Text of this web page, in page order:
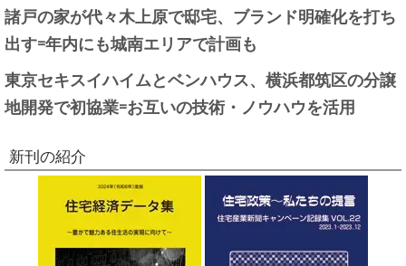
諸戸の家が代々木上原で邸宅、ブランド明確化を打ち
出す=年内にも城南エリアで計画も
東京セキスイハイムとベンハウス、横浜都筑区の分譲
地開発で初協業=お互いの技術・ノウハウを活用
新刊の紹介